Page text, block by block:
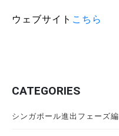
ウェブサイト こちら
CATEGORIES
シンガポール進出フェーズ編